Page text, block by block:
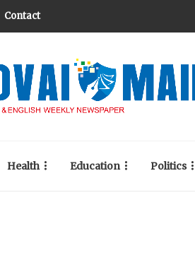
Contact
Health Education Politics